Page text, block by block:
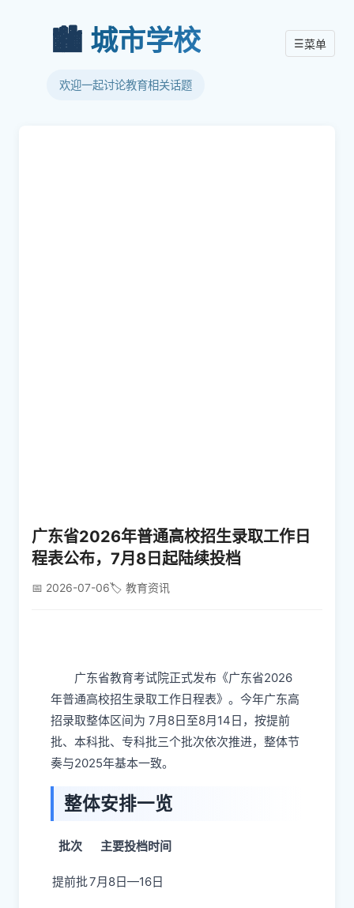
🏙️ 城市学校
欢迎一起讨论教育相关话题
☰菜单
广东省2026年普通高校招生录取工作日
程表公布，7月8日起陆续投档
📅 2026-07-06🏷️ 教育资讯
广东省教育考试院正式发布《广东省2026
年普通高校招生录取工作日程表》。今年广东高
招录取整体区间为 7月8日至8月14日，按提前
批、本科批、专科批三个批次依次推进，整体节
奏与2025年基本一致。
整体安排一览
批次 主要投档时间
提前批7月8日—16日